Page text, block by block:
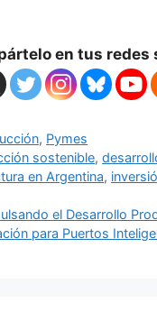
en tus redes
, Pymes
sostenible,
en Argentina,
el Desarrollo
para Puertos